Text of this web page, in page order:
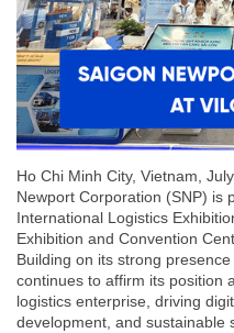
Ho Chi Minh City, Vietnam,
Newport Corporation (SNP) is
International Logistics
Exhibition and Convention
Building on its strong
continues to affirm its position
logistics enterprise, driving
development, and sustainable